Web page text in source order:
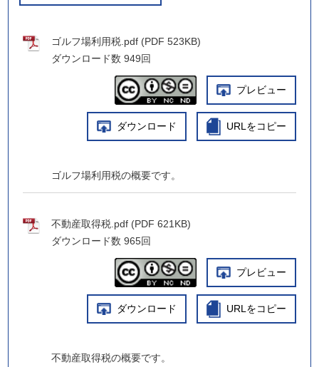
ゴルフ場利用税.pdf (PDF 523KB)
ダウンロード数 949回
プレビュー
ダウンロード URLをコピー
ゴルフ場利用税の概要です。
不動産取得税.pdf (PDF 621KB)
ダウンロード数 965回
プレビュー
ダウンロード URLをコピー
不動産取得税の概要です。